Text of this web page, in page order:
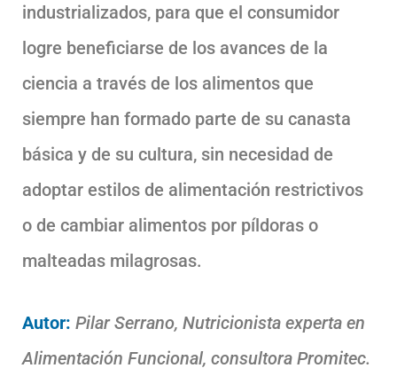
industrializados, para que el consumidor
logre beneficiarse de los avances de la
ciencia a través de los alimentos que
siempre han formado parte de su canasta
básica y de su cultura, sin necesidad de
adoptar estilos de alimentación restrictivos
o de cambiar alimentos por píldoras o
malteadas milagrosas.
Autor: Pilar Serrano, Nutricionista experta en
Alimentación Funcional, consultora Promitec.